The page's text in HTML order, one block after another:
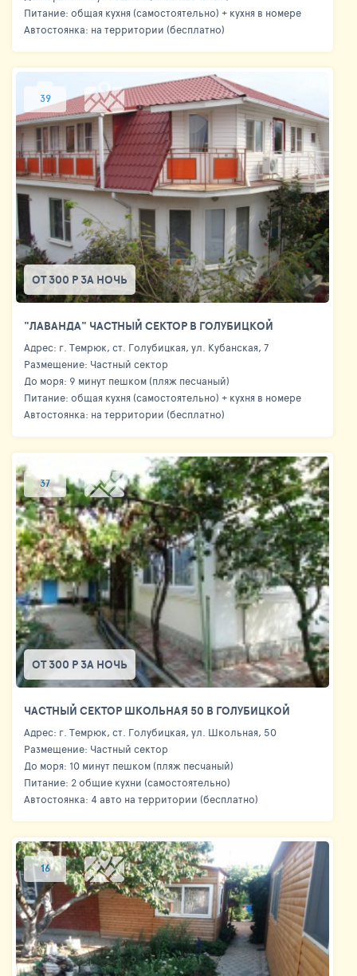
Питание: общая кухня (самостоятельно) + кухня в номере
Автостоянка: на территории (бесплатно)
39
ОТ 300 Р ЗА НОЧЬ
"ЛАВАНДА" ЧАСТНЫЙ СЕКТОР В ГОЛУБИЦКОЙ
Адрес: г. Темрюк, ст. Голубицкая, ул. Кубанская, 7
Размещение: Частный сектор
До моря: 9 минут пешком (пляж песчаный)
Питание: общая кухня (самостоятельно) + кухня в номере
Автостоянка: на территории (бесплатно)
37
ОТ 300 Р ЗА НОЧЬ
ЧАСТНЫЙ СЕКТОР ШКОЛЬНАЯ 50 В ГОЛУБИЦКОЙ
Адрес: г. Темрюк, ст. Голубицкая, ул. Школьная, 50
Размещение: Частный сектор
До моря: 10 минут пешком (пляж песчаный)
Питание: 2 общие кухни (самостоятельно)
Автостоянка: 4 авто на территории (бесплатно)
16